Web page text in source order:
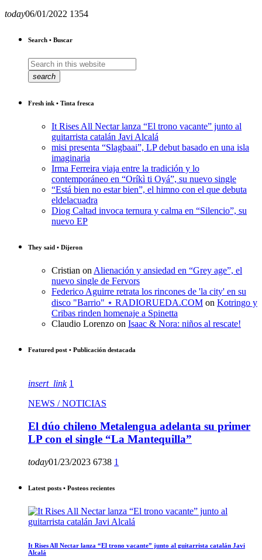
today06/01/2022 1354
Search • Buscar
search
Fresh ink • Tinta fresca
It Rises All Nectar lanza “El trono vacante” junto al
guitarrista catalán Javi Alcalá
misi presenta “Slagbaai”, LP debut basado en una isla
imaginaria
Irma Ferreira viaja entre la tradición y lo
contemporáneo en “Oríkì ti Oyá”, su nuevo single
“Está bien no estar bien”, el himno con el que debuta
eldelacuadra
Diog Caltad invoca ternura y calma en “Silencio”, su
nuevo EP
They said • Dijeron
Cristian on Alienación y ansiedad en “Grey age”, el
nuevo single de Fervors
Federico Aguirre retrata los rincones de 'la city' en su
disco "Barrio" ⋆ RADIORUEDA.COM on Kotringo y
Cribas rinden homenaje a Spinetta
Claudio Lorenzo on Isaac & Nora: niños al rescate!
Featured post • Publicación destacada
insert_link 1
NEWS / NOTICIAS
El dúo chileno Metalengua adelanta su primer
LP con el single “La Mantequilla”
today01/23/2023 6738 1
Latest posts • Posteos recientes
It Rises All Nectar lanza “El trono vacante” junto al guitarrista catalán Javi
Alcalá